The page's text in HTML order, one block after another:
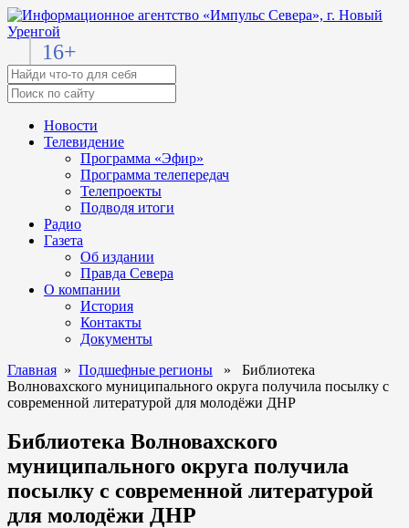
16+
Новости
Телевидение
Программа «Эфир»
Программа телепередач
Телепроекты
Подводя итоги
Радио
Газета
Об издании
Правда Севера
О компании
История
Контакты
Документы
Главная » Подшефные регионы » Библиотека
Волновахского муниципального округа получила посылку с
современной литературой для молодёжи ДНР
Библиотека Волновахского
муниципального округа получила
посылку с современной литературой
для молодёжи ДНР